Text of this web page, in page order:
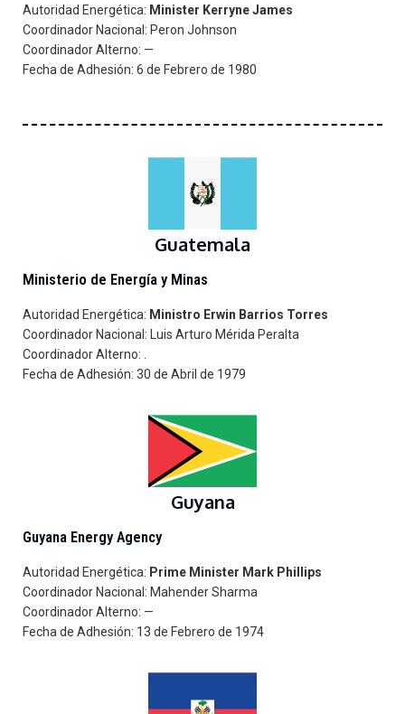
Autoridad Energética: Minister Kerryne James
Coordinador Nacional: Peron Johnson
Coordinador Alterno: —
Fecha de Adhesión: 6 de Febrero de 1980
Guatemala
Ministerio de Energía y Minas
Autoridad Energética: Ministro Erwin Barrios Torres
Coordinador Nacional: Luis Arturo Mérida Peralta
Coordinador Alterno: .
Fecha de Adhesión: 30 de Abril de 1979
Guyana
Guyana Energy Agency
Autoridad Energética: Prime Minister Mark Phillips
Coordinador Nacional: Mahender Sharma
Coordinador Alterno: —
Fecha de Adhesión: 13 de Febrero de 1974